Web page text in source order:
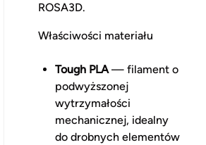
ROSA3D.
Właściwości materiału
Tough PLA— filament o
podwyższonej
wytrzymałości
mechanicznej, idealny
do drobnych elementów